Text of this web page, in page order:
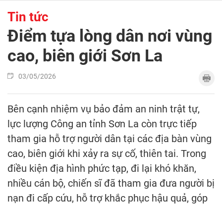
Tin tức
Điểm tựa lòng dân nơi vùng
cao, biên giới Sơn La
03/05/2026
Bên cạnh nhiệm vụ bảo đảm an ninh trật tự,
lực lượng Công an tỉnh Sơn La còn trực tiếp
tham gia hỗ trợ người dân tại các địa bàn vùng
cao, biên giới khi xảy ra sự cố, thiên tai. Trong
điều kiện địa hình phức tạp, đi lại khó khăn,
nhiều cán bộ, chiến sĩ đã tham gia đưa người bị
nạn đi cấp cứu, hỗ trợ khắc phục hậu quả, góp